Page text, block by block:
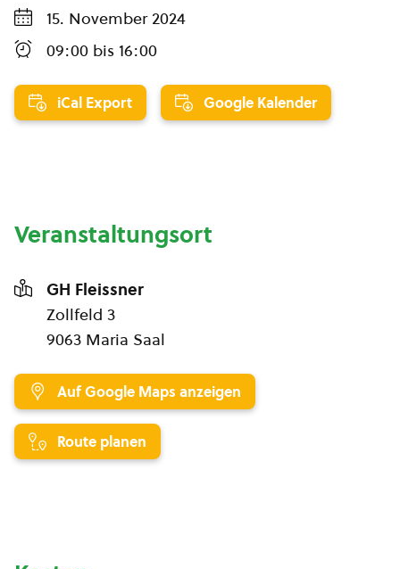
15. November 2024
09:00 bis 16:00
iCal Export Google Kalender
Veranstaltungsort
GH Fleissner
Zollfeld 3
9063 Maria Saal
Auf Google Maps anzeigen
Route planen